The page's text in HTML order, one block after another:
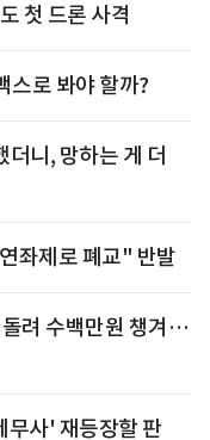
첫 드론 사격
스로 봐야 할까?
니, 망하는 게 더
좌제로 폐교" 반발
려 수백만원 챙겨…
무사' 재등장할 판